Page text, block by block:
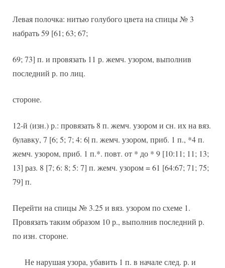
Левая полочка: нитью голубого цвета на спицы № 3
набрать 59 [61; 63; 67;
69; 73] п. и провязать 11 р. жемч. узором, выполнив
последний р. по лиц.
стороне.
12-й (изн.) р.: провязать 8 п. жемч. узором и сн. их на вяз.
булавку, 7 [6; 5; 7; 4: 6| п. жемч. узором, приб. 1 п., *4 п.
жемч. узором, приб. 1 п.*. повт. от * до * 9 [10:11; 11; 13;
13] раз. 8 [7; 6: 8; 5: 7] п. жемч. узором = 61 [64:67; 71; 75;
79] п.
Перейти на спицы № 3.25 и вяз. узором по схеме 1.
Провязать таким образом 10 р., выполнив последний р.
по изн. стороне.
Не нарушая узора, убавить 1 п. в начале след. р. и